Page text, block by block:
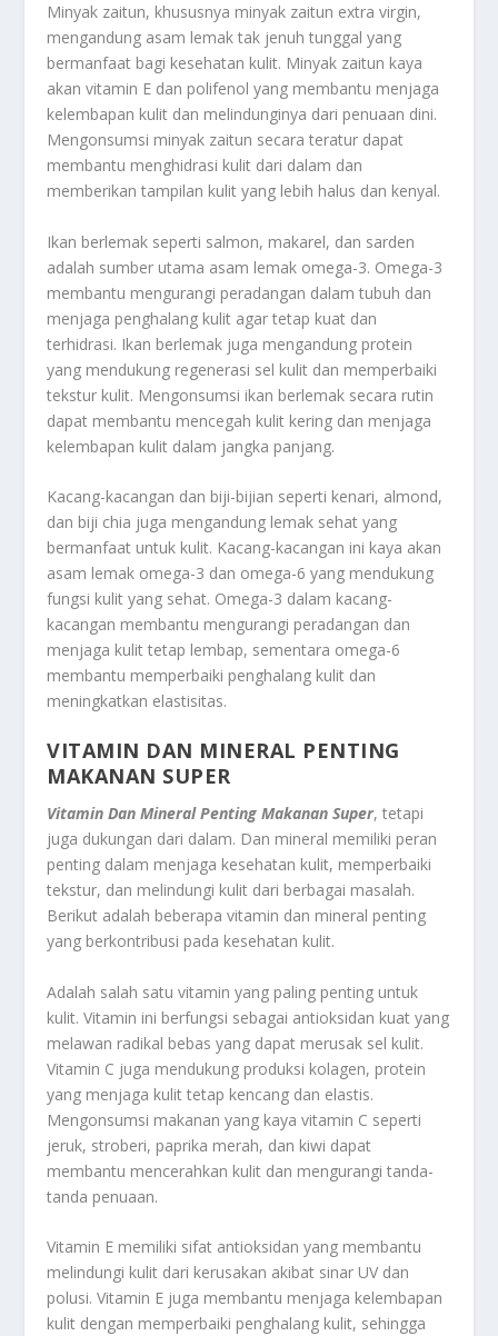
Minyak zaitun, khususnya minyak zaitun extra virgin,
mengandung asam lemak tak jenuh tunggal yang
bermanfaat bagi kesehatan kulit. Minyak zaitun kaya
akan vitamin E dan polifenol yang membantu menjaga
kelembapan kulit dan melindunginya dari penuaan dini.
Mengonsumsi minyak zaitun secara teratur dapat
membantu menghidrasi kulit dari dalam dan
memberikan tampilan kulit yang lebih halus dan kenyal.
Ikan berlemak seperti salmon, makarel, dan sarden
adalah sumber utama asam lemak omega-3. Omega-3
membantu mengurangi peradangan dalam tubuh dan
menjaga penghalang kulit agar tetap kuat dan
terhidrasi. Ikan berlemak juga mengandung protein
yang mendukung regenerasi sel kulit dan memperbaiki
tekstur kulit. Mengonsumsi ikan berlemak secara rutin
dapat membantu mencegah kulit kering dan menjaga
kelembapan kulit dalam jangka panjang.
Kacang-kacangan dan biji-bijian seperti kenari, almond,
dan biji chia juga mengandung lemak sehat yang
bermanfaat untuk kulit. Kacang-kacangan ini kaya akan
asam lemak omega-3 dan omega-6 yang mendukung
fungsi kulit yang sehat. Omega-3 dalam kacang-
kacangan membantu mengurangi peradangan dan
menjaga kulit tetap lembap, sementara omega-6
membantu memperbaiki penghalang kulit dan
meningkatkan elastisitas.
VITAMIN DAN MINERAL PENTING
MAKANAN SUPER
Vitamin Dan Mineral Penting Makanan Super, tetapi
juga dukungan dari dalam. Dan mineral memiliki peran
penting dalam menjaga kesehatan kulit, memperbaiki
tekstur, dan melindungi kulit dari berbagai masalah.
Berikut adalah beberapa vitamin dan mineral penting
yang berkontribusi pada kesehatan kulit.
Adalah salah satu vitamin yang paling penting untuk
kulit. Vitamin ini berfungsi sebagai antioksidan kuat yang
melawan radikal bebas yang dapat merusak sel kulit.
Vitamin C juga mendukung produksi kolagen, protein
yang menjaga kulit tetap kencang dan elastis.
Mengonsumsi makanan yang kaya vitamin C seperti
jeruk, stroberi, paprika merah, dan kiwi dapat
membantu mencerahkan kulit dan mengurangi tanda-
tanda penuaan.
Vitamin E memiliki sifat antioksidan yang membantu
melindungi kulit dari kerusakan akibat sinar UV dan
polusi. Vitamin E juga membantu menjaga kelembapan
kulit dengan memperbaiki penghalang kulit, sehingga